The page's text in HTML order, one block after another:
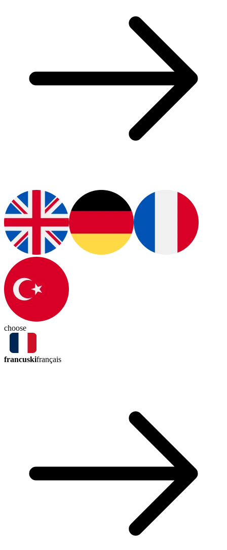
choose
francuskifrançais